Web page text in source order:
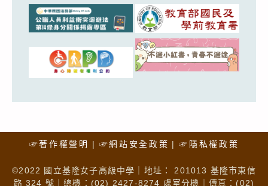
☞著作權聲明 ☞網站安全政策 ☞隱私權政策
©2022 國立基隆女子高級中學｜地址： 201013 基隆市東信
路 324 號｜總機：(02) 2427-8274 處室分機｜傳真：(02)